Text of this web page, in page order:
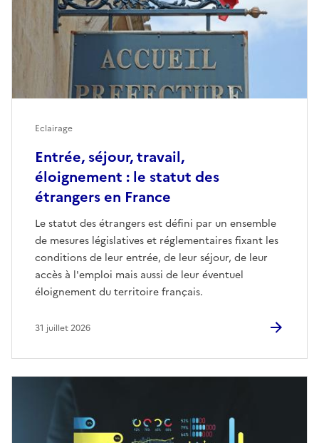
Entrée, séjour, travail,
éloignement : le statut des
étrangers en France
Le statut des étrangers est défini par un ensemble
de mesures législatives et réglementaires fixant les
conditions de leur entrée, de leur séjour, de leur
accès à l'emploi mais aussi de leur éventuel
éloignement du territoire français.
Eclairage
31 juillet 2026